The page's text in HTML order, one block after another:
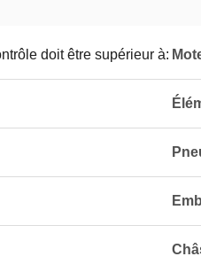
doit être supérieur à: